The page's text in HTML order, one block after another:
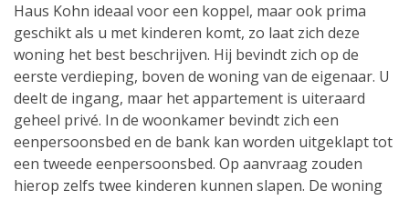
Haus Kohn ideaal voor een koppel, maar ook prima
geschikt als u met kinderen komt, zo laat zich deze
woning het best beschrijven. Hij bevindt zich op de
eerste verdieping, boven de woning van de eigenaar. U
deelt de ingang, maar het appartement is uiteraard
geheel privé. In de woonkamer bevindt zich een
eenpersoonsbed en de bank kan worden uitgeklapt tot
een tweede eenpersoonsbed. Op aanvraag zouden
hierop zelfs twee kinderen kunnen slapen. De woning